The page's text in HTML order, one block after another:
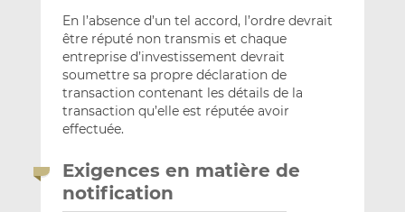
En l’absence d’un tel accord, l’ordre devrait
être réputé non transmis et chaque
entreprise d’investissement devrait
soumettre sa propre déclaration de
transaction contenant les détails de la
transaction qu’elle est réputée avoir
effectuée.
Exigences en matière de
notification